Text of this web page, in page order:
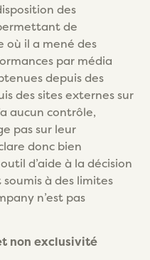
des
de
où il a mené des
par média
depuis des
des sites externes sur
aucun contrôle,
pas sur leur
donc bien
d’aide à la décision
à des limites
n’est pas
non exclusivité